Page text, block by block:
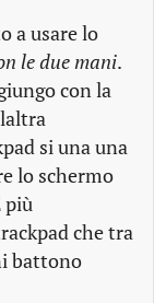
a usare lo
le due mani.
con la
si una una
lo schermo
più
che tra
battono